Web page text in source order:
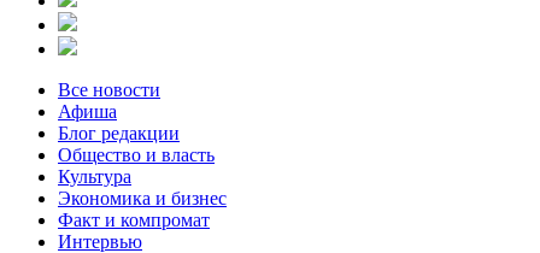
Все новости
Афиша
Блог редакции
Общество и власть
Культура
Экономика и бизнес
Факт и компромат
Интервью